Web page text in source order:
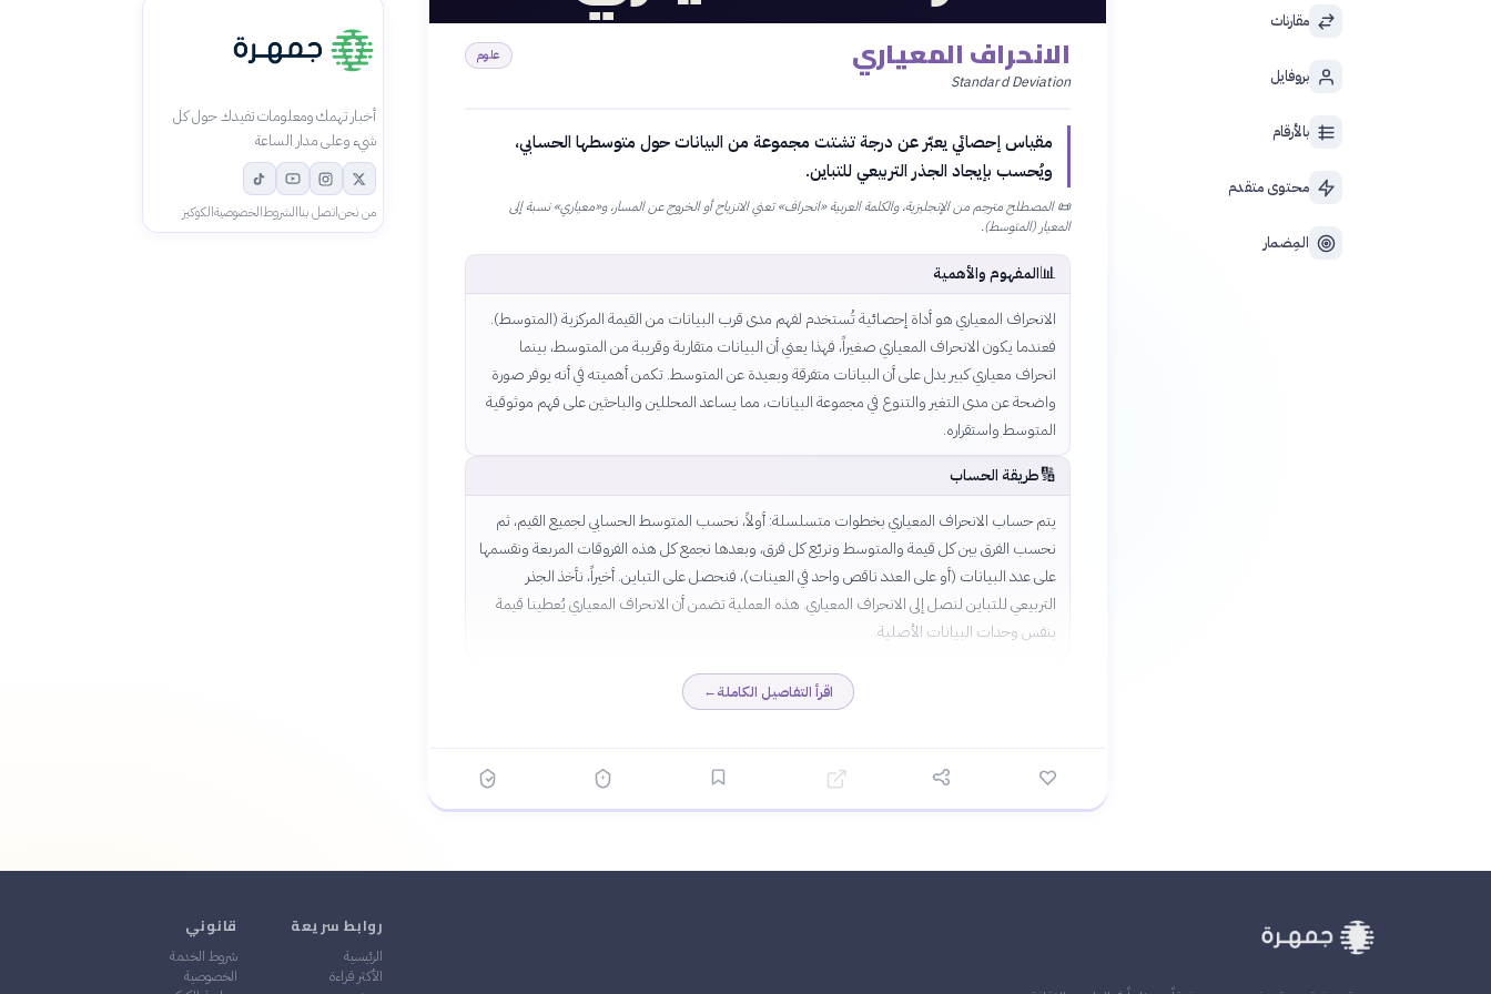
مقارنات
بروفايل
بالأرقام
محتوى متقدم
المِضمار
الانحراف المعياري
Standard Deviation
علوم
مقياس إحصائي يعبّر عن درجة تشتت مجموعة من البيانات حول متوسطها الحسابي،
ويُحسب بإيجاد الجذر التربيعي للتباين.
📜المصطلح مترجم من الإنجليزية، والكلمة العربية «انحراف» تعني الانزياح أو الخروج عن المسار، و«معياري» نسبة إلى
المعيار (المتوسط).
📊المفهوم والأهمية
الانحراف المعياري هو أداة إحصائية تُستخدم لفهم مدى قرب البيانات من القيمة المركزية (المتوسط).
فعندما يكون الانحراف المعياري صغيراً، فهذا يعني أن البيانات متقاربة وقريبة من المتوسط، بينما
انحراف معياري كبير يدل على أن البيانات متفرقة وبعيدة عن المتوسط. تكمن أهميته في أنه يوفر صورة
واضحة عن مدى التغير والتنوع في مجموعة البيانات، مما يساعد المحللين والباحثين على فهم موثوقية
المتوسط واستقراره.
🔢طريقة الحساب
يتم حساب الانحراف المعياري بخطوات متسلسلة: أولاً، نحسب المتوسط الحسابي لجميع القيم، ثم
نحسب الفرق بين كل قيمة والمتوسط ونربّع كل فرق، وبعدها نجمع كل هذه الفروقات المربعة ونقسمها
على عدد البيانات (أو على العدد ناقص واحد في العينات)، فنحصل على التباين. أخيراً، نأخذ الجذر
التربيعي للتباين لنصل إلى الانحراف المعياري. هذه العملية تضمن أن الانحراف المعياري يُعطينا قيمة
بنفس وحدات البيانات الأصلية.
اقرأ التفاصيل الكاملة←
أخبار تهمك ومعلومات تفيدك حول كل
شيء وعلى مدار الساعة
من نحناتصل بناالشروطالخصوصيةالكوكيز
روابط سريعة
الرئيسية
الأكثر قراءة
قانوني
شروط الخدمة
الخصوصية